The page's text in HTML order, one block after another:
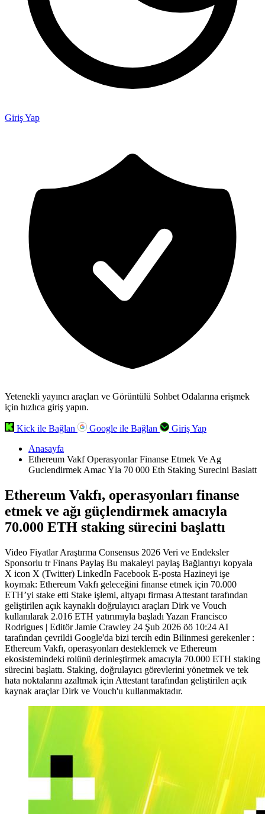
Giriş Yap
Yetenekli yayıncı araçları ve Görüntülü Sohbet Odalarına erişmek
için hızlıca giriş yapın.
Kick ile Bağlan Google ile Bağlan
Giriş Yap
Anasayfa
Ethereum Vakf Operasyonlar Finanse Etmek Ve Ag
Guclendirmek Amac Yla 70 000 Eth Staking Surecini Baslatt
Ethereum Vakfı, operasyonları finanse
etmek ve ağı güçlendirmek amacıyla
70.000 ETH staking sürecini başlattı
Video Fiyatlar Araştırma Consensus 2026 Veri ve Endeksler
Sponsorlu tr Finans Paylaş Bu makaleyi paylaş Bağlantıyı kopyala
X icon X (Twitter) LinkedIn Facebook E-posta Hazineyi işe
koymak: Ethereum Vakfı geleceğini finanse etmek için 70.000
ETH’yi stake etti Stake işlemi, altyapı firması Attestant tarafından
geliştirilen açık kaynaklı doğrulayıcı araçları Dirk ve Vouch
kullanılarak 2.016 ETH yatırımıyla başladı Yazan Francisco
Rodrigues | Editör Jamie Crawley 24 Şub 2026 öö 10:24 AI
tarafından çevrildi Google'da bizi tercih edin Bilinmesi gerekenler :
Ethereum Vakfı, operasyonları desteklemek ve Ethereum
ekosistemindeki rolünü derinleştirmek amacıyla 70.000 ETH staking
sürecini başlattı. Staking, doğrulayıcı görevlerini yönetmek ve tek
hata noktalarını azaltmak için Attestant tarafından geliştirilen açık
kaynak araçlar Dirk ve Vouch'u kullanmaktadır.